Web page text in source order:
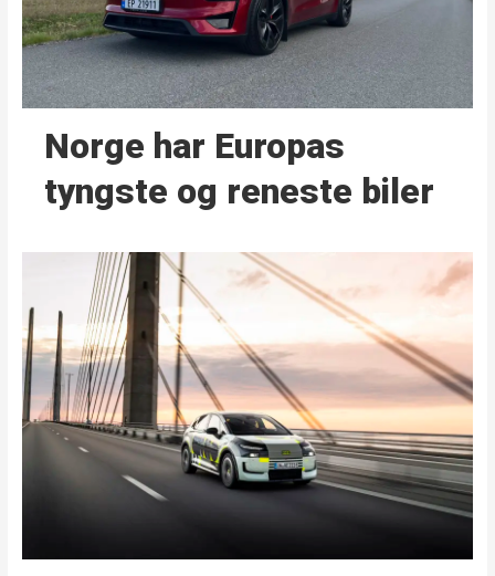
Norge har Europas
tyngste og reneste biler